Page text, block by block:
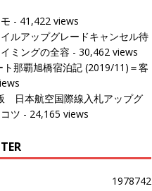
ミングの全容
那覇旭橋宿泊記 (2019/11)＝客
日本航空国際線入札アップグ
ツ- 24,165 views
1214